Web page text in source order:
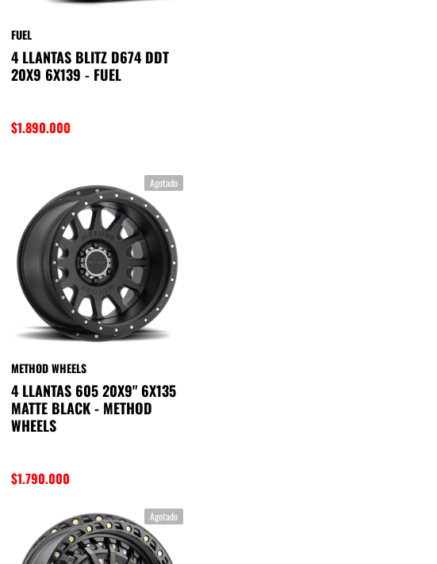
Tank 300
FUEL
4 LLANTAS BLITZ D674 DDT
20X9 6X139 - FUEL
$1.890.000
Agotado
METHOD WHEELS
4 LLANTAS 605 20X9" 6X135
MATTE BLACK - METHOD
WHEELS
$1.790.000
Agotado